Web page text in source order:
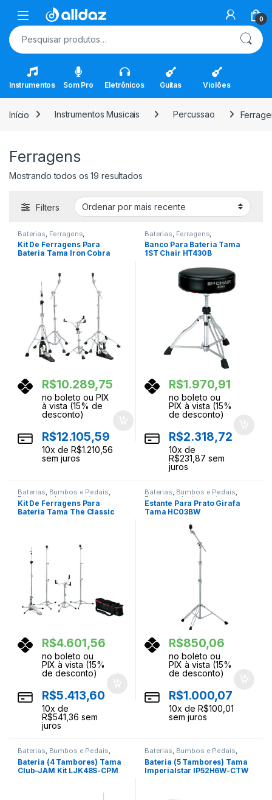
Skip to navigation
Skip to content
Open 0
Pesquisar por:
Instrumentos Som Pro Eletrônicos Guitas Violões
Início Instrumentos Musicais Percussao
Ferragens
Mostrando todos os 19 resultadosClassificado por mais recente
Filters
Baterias Ferragens
Instrumentos Musicais
Percussao
Kit De Ferragens Para
Bateria Tama Iron Cobra
R$10.289,75
no boleto ou PIX
à vista (15% de
desconto)
R$12.105,59
10x de R$1.210,56
sem juros
Baterias Ferragens
Instrumentos Musicais,
Percussao
Banco Para Bateria Tama
1ST Chair HT430B
R$1.970,91
no boleto ou
PIX à vista (15%
de desconto)
R$2.318,72
10x de
R$231,87 sem
juros
Baterias, Bumbos e Pedais,
Ferragens Instrumentos
Musicais,Percussao
Kit De Ferragens Para
Bateria Tama The Classic
R$4.601,56
no boleto ou
PIX à vista (15%
de desconto)
R$5.413,60
10x de
R$541,36 sem
juros
Baterias, Bumbos e Pedais,
Ferragens, Instrumentos
Musicais ,Percussao
Estante Para Prato Girafa
Tama HC03BW
R$850,06
no boleto ou
PIX à vista (15%
de desconto)
R$1.000,07
10x de R$100,01
sem juros
Baterias, Bumbos e Pedais,
Ferragens , Instrumentos
Musicais,Percussao
Bateria (4 Tambores) Tama
Club-JAM Kit LJK48S-CPM
Baterias, Bumbos e Pedais,
Ferragens, Instrumentos
Musicais,Percussao
Bateria (5 Tambores) Tama
Imperialstar IP52H6W-CTW